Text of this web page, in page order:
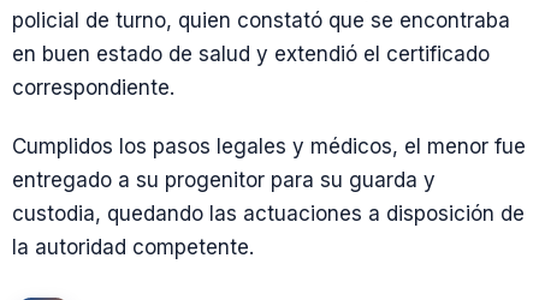
policial de turno, quien constató que se encontraba
en buen estado de salud y extendió el certificado
correspondiente.
Cumplidos los pasos legales y médicos, el menor fue
entregado a su progenitor para su guarda y
custodia, quedando las actuaciones a disposición de
la autoridad competente.